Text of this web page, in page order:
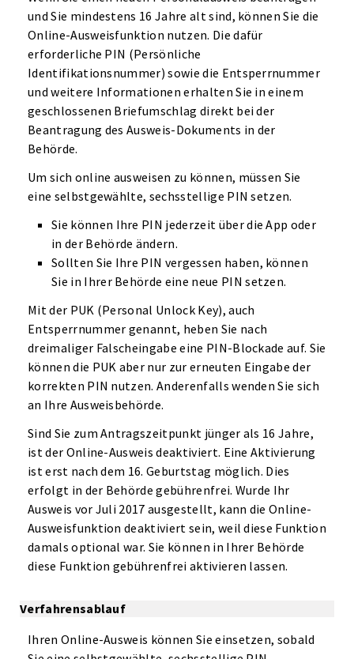
und Sie mindestens 16 Jahre alt sind, können Sie die
Online-Ausweisfunktion nutzen. Die dafür
erforderliche PIN (Persönliche
Identifikationsnummer) sowie die Entsperrnummer
und weitere Informationen erhalten Sie in einem
geschlossenen Briefumschlag direkt bei der
Beantragung des Ausweis-Dokuments in der
Behörde.
Um sich online ausweisen zu können, müssen Sie
eine selbstgewählte, sechsstellige PIN setzen.
Sie können Ihre PIN jederzeit über die App oder
in der Behörde ändern.
Sollten Sie Ihre PIN vergessen haben, können
Sie in Ihrer Behörde eine neue PIN setzen.
Mit der PUK (Personal Unlock Key), auch
Entsperrnummer genannt, heben Sie nach
dreimaliger Falscheingabe eine PIN-Blockade auf. Sie
können die PUK aber nur zur erneuten Eingabe der
korrekten PIN nutzen. Anderenfalls wenden Sie sich
an Ihre Ausweisbehörde.
Sind Sie zum Antragszeitpunkt jünger als 16 Jahre,
ist der Online-Ausweis deaktiviert. Eine Aktivierung
ist erst nach dem 16. Geburtstag möglich. Dies
erfolgt in der Behörde gebührenfrei. Wurde Ihr
Ausweis vor Juli 2017 ausgestellt, kann die Online-
Ausweisfunktion deaktiviert sein, weil diese Funktion
damals optional war. Sie können in Ihrer Behörde
diese Funktion gebührenfrei aktivieren lassen.
Verfahrensablauf
Ihren Online-Ausweis können Sie einsetzen, sobald